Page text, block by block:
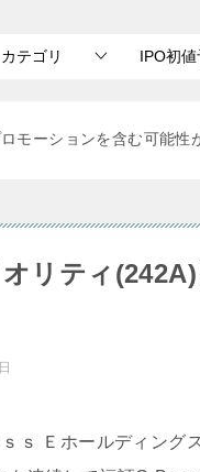
カテゴリ IPO初値
モーションを含む可能性
オリティ
ｓ Ｅホールディング